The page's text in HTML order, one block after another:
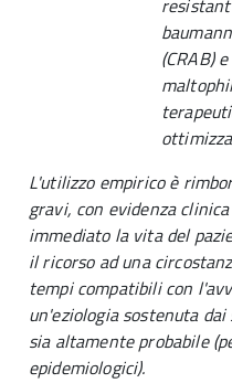
(CRAB)
L'utilizzo empirico è
gravi, con evidenza
immediato la vita del
il ricorso ad una
tempi compatibili con
un'eziologia sostenuta
sia altamente probabile
epidemiologici).